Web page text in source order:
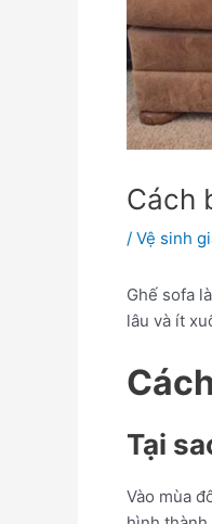
Cách
/ Vệ sinh
Ghế sofa
lâu và ít
Tại
Vào mùa